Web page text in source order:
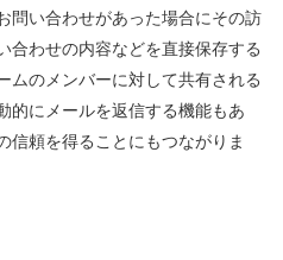
問い合わせがあった場合にその訪
合わせの内容などを直接保存する
ムのメンバーに対して共有される
的にメールを返信する機能もあ
信頼を得ることにもつながりま